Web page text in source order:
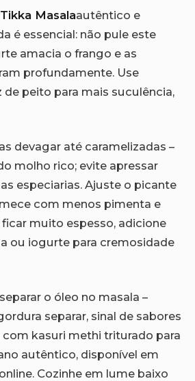
Masalaautêntico e
é essencial: não pule este
amacia o frango e as
profundamente. Use
de peito para mais suculência,
devagar até caramelizadas –
molho rico; evite apressar
especiarias. Ajuste o picante
com menos pimenta e
ficar muito espesso, adicione
ou iogurte para cremosidade
o óleo no masala –
separar, sinal de sabores
com kasuri methi triturado para
autêntico, disponível em
Cozinhe em lume baixo